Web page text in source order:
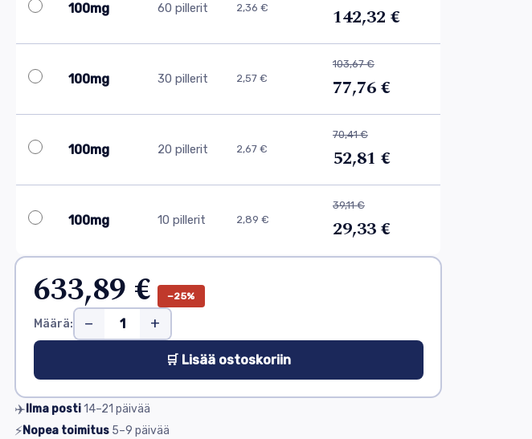
100mg 60 pillerit 2,36 € 142,32 €
100mg 30 pillerit 2,57 €
103,67 €
77,76 €
100mg 20 pillerit 2,67 €
70,41 €
52,81 €
100mg 10 pillerit 2,89 €
39,11 €
29,33 €
633,89 € −25%
Määrä: − +
🛒 Lisää ostoskoriin
✈️Ilma posti14–21 päivää
⚡Nopea toimitus 5–9 päivää